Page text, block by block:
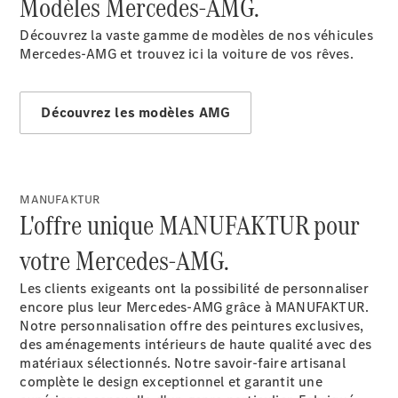
Configurateur
Mercedes-
Coupé
Tous les
Coupés
CLE Coupé
AMG GT
Coupé
Mercedes-
AMG GT
Coupé 4
Portes
Nouveau
Électrique
Découvrez la vaste gamme de modèles de nos véhicules
Mercedes-AMG et trouvez ici la voiture de vos rêves.
Découvrez les modèles AMG
MANUFAKTUR
L'offre unique MANUFAKTUR pour
votre Mercedes-AMG.
Les clients exigeants ont la possibilité de personnaliser
encore plus leur Mercedes-AMG grâce à MANUFAKTUR.
Notre personnalisation offre des peintures exclusives,
des aménagements intérieurs de haute qualité avec des
matériaux sélectionnés. Notre savoir-faire artisanal
complète le design exceptionnel et garantit une